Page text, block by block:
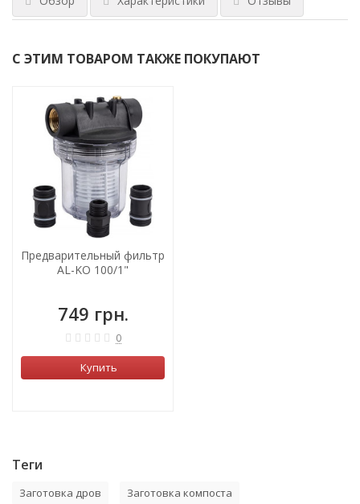
С ЭТИМ ТОВАРОМ ТАКЖЕ ПОКУПАЮТ
Предварительный фильтр
AL-KO 100/1"
749 грн.
0
Купить
Теги
Заготовка дров Заготовка компоста